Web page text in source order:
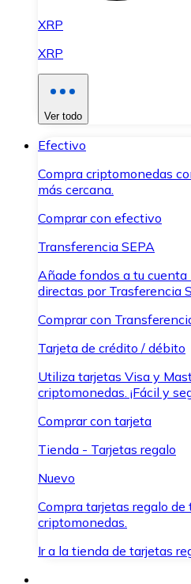
XRP
XRP
Ver todo
Efectivo
Compra criptomonedas
más cercana.
Comprar con efectivo
Transferencia SEPA
Añade fondos a tu
directas por Trasferencia
Comprar con
Tarjeta de crédito / débito
Utiliza tarjetas Visa y
criptomonedas. ¡Fácil y
Comprar con tarjeta
Tienda - Tarjetas regalo
Nuevo
Compra tarjetas regalo
criptomonedas.
Ir a la tienda de tarjetas